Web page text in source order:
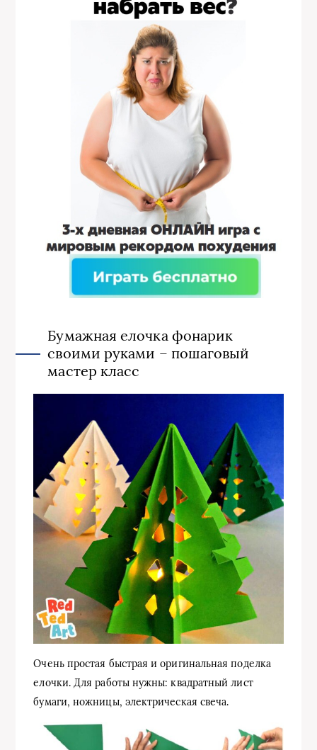
Бумажная елочка фонарик
своими руками – пошаговый
мастер класс
Очень простая быстрая и оригинальная поделка
елочки. Для работы нужны: квадратный лист
бумаги, ножницы, электрическая свеча.